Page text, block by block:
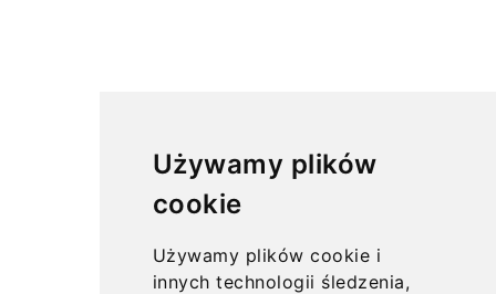
Używamy plików
cookie
Używamy plików cookie i
innych technologii śledzenia,